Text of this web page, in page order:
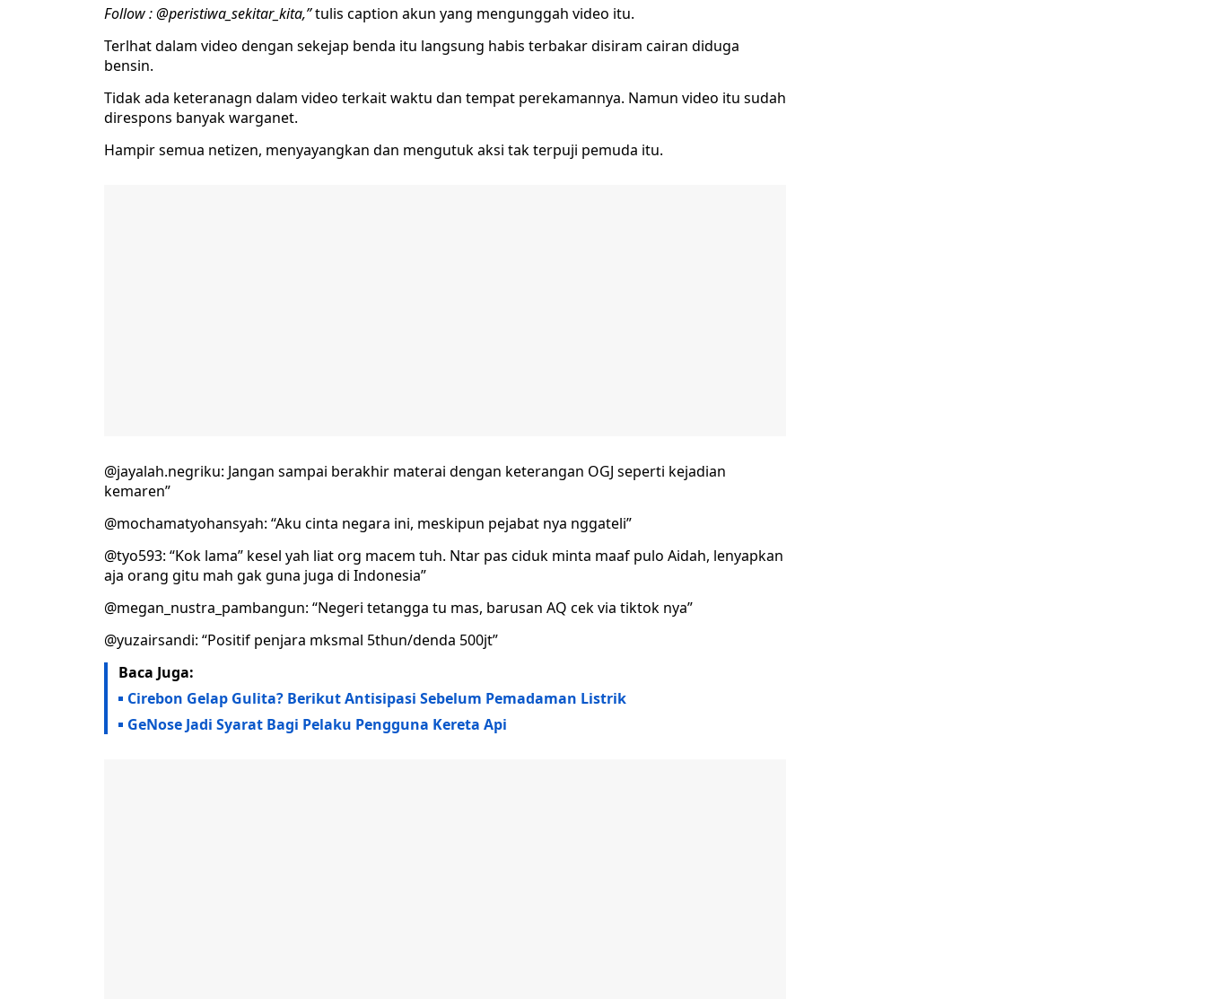
Follow : @peristiwa_sekitar_kita,”tulis caption akun yang mengunggah video itu.
Terlhat dalam video dengan sekejap benda itu langsung habis terbakar disiram cairan diduga
bensin.
Tidak ada keteranagn dalam video terkait waktu dan tempat perekamannya. Namun video itu sudah
direspons banyak warganet.
Hampir semua netizen, menyayangkan dan mengutuk aksi tak terpuji pemuda itu.
@jayalah.negriku: Jangan sampai berakhir materai dengan keterangan OGJ seperti kejadian
kemaren”
@mochamatyohansyah: “Aku cinta negara ini, meskipun pejabat nya nggateli”
@tyo593: “Kok lama” kesel yah liat org macem tuh. Ntar pas ciduk minta maaf pulo Aidah, lenyapkan
aja orang gitu mah gak guna juga di Indonesia”
@megan_nustra_pambangun: “Negeri tetangga tu mas, barusan AQ cek via tiktok nya”
@yuzairsandi: “Positif penjara mksmal 5thun/denda 500jt”
Baca Juga:
Cirebon Gelap Gulita? Berikut Antisipasi Sebelum Pemadaman Listrik
GeNose Jadi Syarat Bagi Pelaku Pengguna Kereta Api